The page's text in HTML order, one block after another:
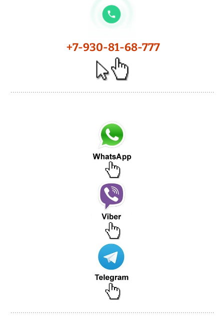
+7-930-81-68-777